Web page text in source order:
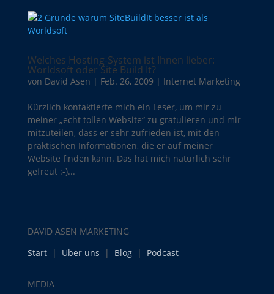
Welches Hosting-System ist Ihnen lieber:
Worldsoft oder Site Build It?
von David Asen | Feb. 26, 2009 | Internet Marketing
Kürzlich kontaktierte mich ein Leser, um mir zu
meiner „echt tollen Website“ zu gratulieren und mir
mitzuteilen, dass er sehr zufrieden ist, mit den
praktischen Informationen, die er auf meiner
Website finden kann. Das hat mich natürlich sehr
gefreut :-)...
DAVID ASEN MARKETING
Start| Über uns | Blog| Podcast
MEDIA